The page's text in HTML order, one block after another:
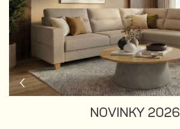
NOVINKY 2026